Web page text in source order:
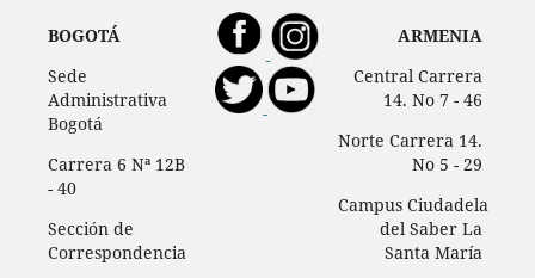
BOGOTÁ
Sede
Administrativa
Bogotá
Carrera 6 Nª 12B
- 40
Sección de
Correspondencia
ARMENIA
Central Carrera
14. No 7 - 46
Norte Carrera 14.
No 5 - 29
Campus Ciudadela
del Saber La
Santa María